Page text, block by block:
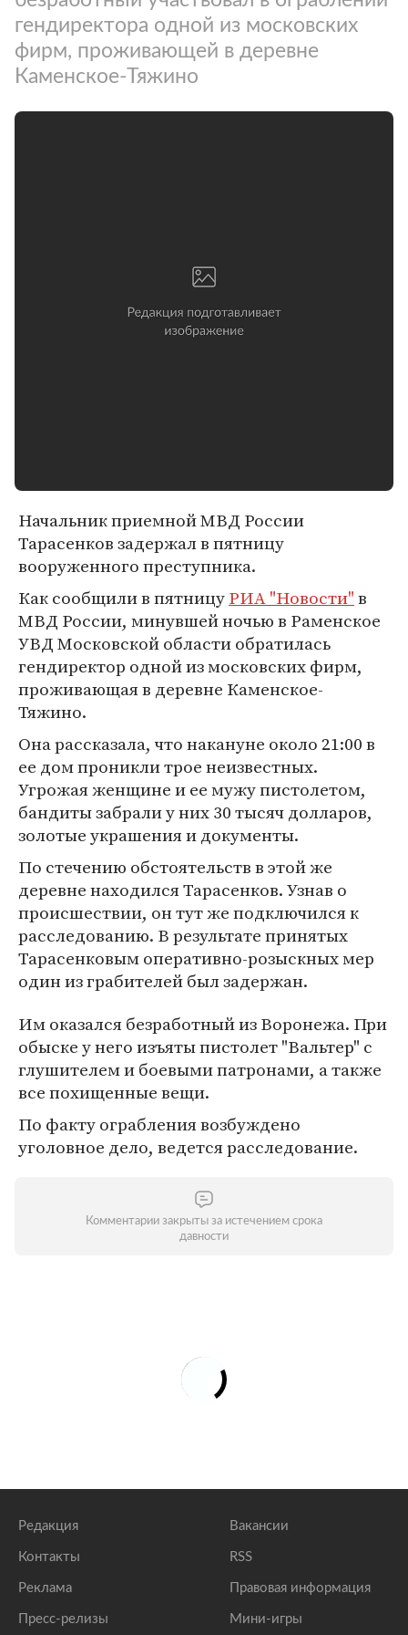
гендиректора одной из московских
фирм, проживающей в деревне
Каменское-Тяжино
Начальник приемной МВД России
Тарасенков задержал в пятницу
вооруженного преступника.
Как сообщили в пятницуРИА "Новости"в
МВД России, минувшей ночью в Раменское
УВД Московской области обратилась
гендиректор одной из московских фирм,
проживающая в деревне Каменское-
Тяжино.
Она рассказала, что накануне около 21:00 в
ее дом проникли трое неизвестных.
Угрожая женщине и ее мужу пистолетом,
бандиты забрали у них 30 тысяч долларов,
золотые украшения и документы.
По стечению обстоятельств в этой же
деревне находился Тарасенков. Узнав о
происшествии, он тут же подключился к
расследованию. В результате принятых
Тарасенковым оперативно-розыскных мер
один из грабителей был задержан.
Им оказался безработный из Воронежа. При
обыске у него изъяты пистолет "Вальтер" с
глушителем и боевыми патронами, а также
все похищенные вещи.
По факту ограбления возбуждено
уголовное дело, ведется расследование.
Комментарии закрыты за истечением срока
давности
Редакция
Контакты
Реклама
Пресс-релизы
Вакансии
RSS
Правовая информация
Мини-игры